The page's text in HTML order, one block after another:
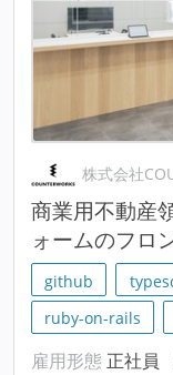
株式会社
商業用不動産
ォームのフロ
github
ruby-on-rails
雇用形態 正社員